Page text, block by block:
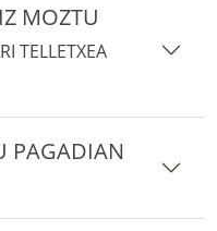
MOZTU
TELLETXEA
PAGADIAN